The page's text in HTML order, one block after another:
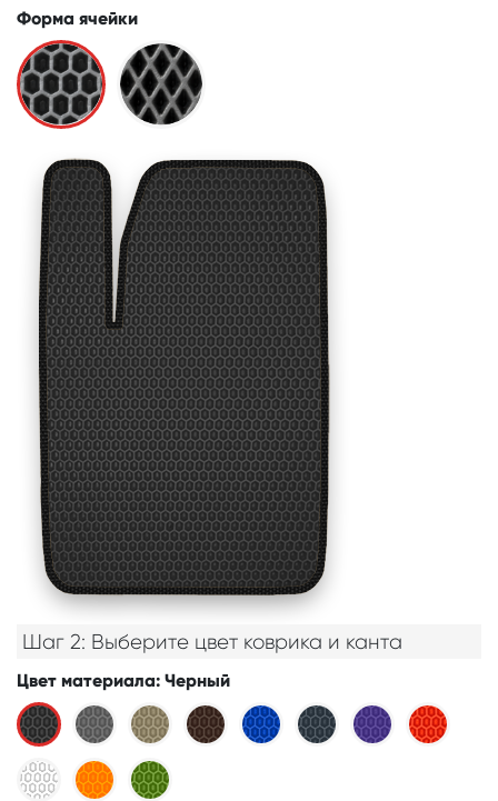
Форма ячейки
Шаг 2: Выберите цвет коврика и канта
Цвет материала: Черный